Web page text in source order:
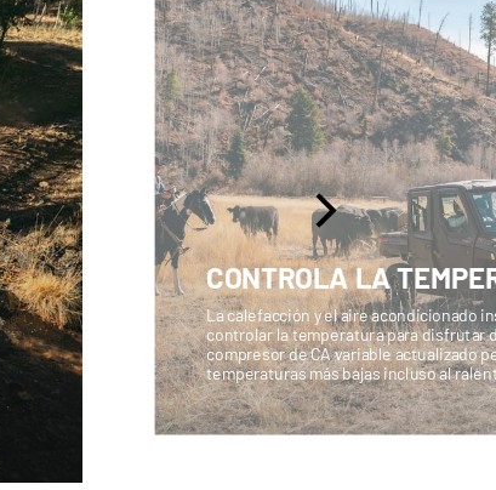
CONTROLA LA
La calefacción y el aire acondicionado
controlar la temperatura para disfrutar
compresor de CA variable actualizado
temperaturas más bajas incluso al